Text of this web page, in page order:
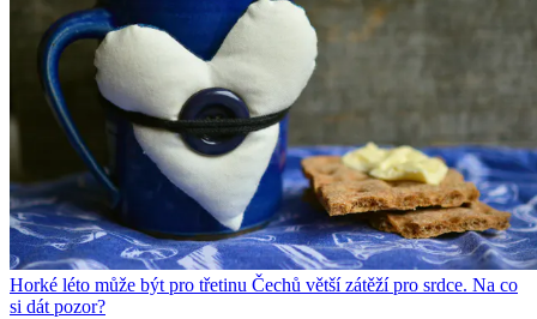
Horké léto může být pro třetinu Čechů větší zátěží pro srdce. Na co
si dát pozor?